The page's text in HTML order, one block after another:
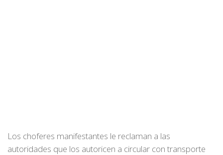
Los choferes manifestantes le reclaman a las
autoridades que los autoricen a circular con transporte